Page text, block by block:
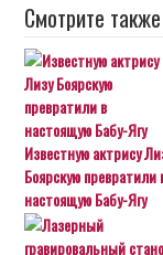
Смотрите также
Известную актрису
Боярскую превратили
настоящую Бабу-Ягу